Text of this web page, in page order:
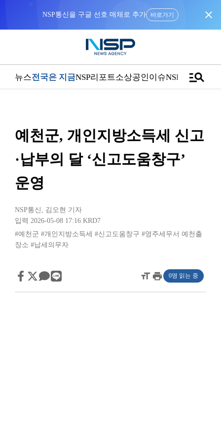
NSP통신을 구글 선호 매체로 추가 바로가기 close
뉴스전국은 지금NSP리포트소상공인이슈NSPTVmanage_search
예천군, 개인지방소득세 신고
·납부의 달 ‘신고도움창구’
운영
NSP통신 , 김오현 기자
입력 2026-05-08 17:16 KRD7
#예천군 #개인지방소득세 #신고도움창구 #영주세무서 예천출
장소 #납세의무자
format_sizeprint 0명 읽는 중